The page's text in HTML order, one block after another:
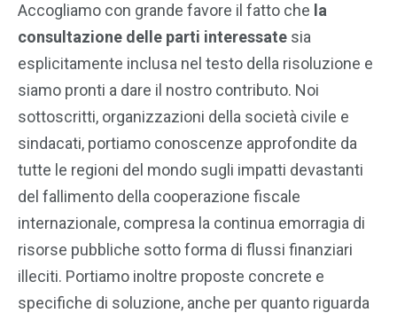
Accogliamo con grande favore il fatto che la
consultazione delle parti interessate sia
esplicitamente inclusa nel testo della risoluzione e
siamo pronti a dare il nostro contributo. Noi
sottoscritti, organizzazioni della società civile e
sindacati, portiamo conoscenze approfondite da
tutte le regioni del mondo sugli impatti devastanti
del fallimento della cooperazione fiscale
internazionale, compresa la continua emorragia di
risorse pubbliche sotto forma di flussi finanziari
illeciti. Portiamo inoltre proposte concrete e
specifiche di soluzione, anche per quanto riguarda